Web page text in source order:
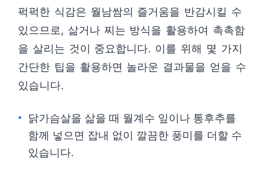
퍽퍽한 식감은 월남쌈의 즐거움을 반감시킬 수
있으므로, 삶거나 찌는 방식을 활용하여 촉촉함
을 살리는 것이 중요합니다. 이를 위해 몇 가지
간단한 팁을 활용하면 놀라운 결과물을 얻을 수
있습니다.
닭가슴살을 삶을 때 월계수 잎이나 통후추를
함께 넣으면 잡내 없이 깔끔한 풍미를 더할 수
있습니다.